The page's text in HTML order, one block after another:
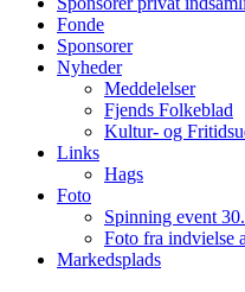
Fonde
Sponsorer
Nyheder
Meddelelser
Fjends Folkeblad
Kultur- og
Links
Hags
Foto
Spinning event
Foto fra indvielse
Markedsplads